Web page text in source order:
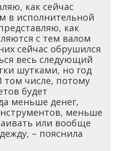
как сейчас
в исполнительной
как
с тем валом
сейчас обрушился
весь следующий
шутками, но год
том числе, потому
будет
меньше денег,
меньше
или вообще
– пояснила